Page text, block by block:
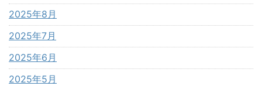
2025年8月
2025年7月
2025年6月
2025年5月